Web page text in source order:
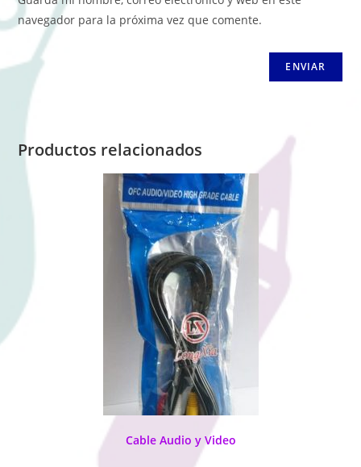
navegador para la próxima vez que comente.
Productos relacionados
Cable Audio y Video